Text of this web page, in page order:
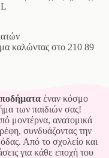
καλώντας στο 210 89
έναν κόσμο
των παιδιών σας!
μοντέρνα, ανατομικά
συνδυάζοντας την
Από το σχολείο και
για κάθε εποχή του